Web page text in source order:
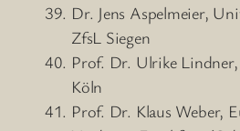
Dr. Jens Aspelmeier,
ZfsL Siegen
Prof. Dr. Ulrike
Köln
Prof. Dr. Klaus Weber,